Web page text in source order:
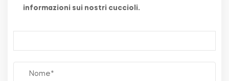
informazioni sui nostri cuccioli.